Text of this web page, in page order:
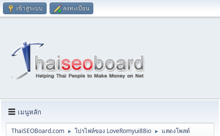
เข้าสู่ระบบ ลงทะเบียน
เมนูหลัก
ThaiSEOBoard.com ► โปรไฟล์ของ LoveRomyui88io ► แสดงโพสต์